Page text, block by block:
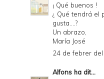
¡ Qué buenos !
¿ Qué tendrá el
gusta....?
Un abrazo,
María José
24 de febrer
Alfons ha dit...